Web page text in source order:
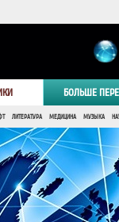
БОЛЬШЕ
ЛИТЕРАТУРА МЕДИЦИНА МУЗЫКА